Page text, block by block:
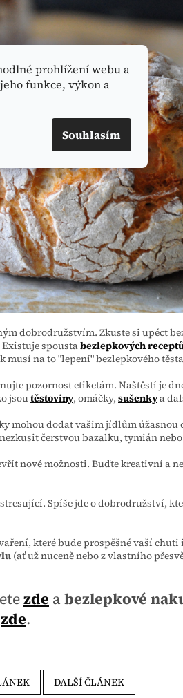
prohlížení webu a
funkce, výkon a
Souhlasím
dobrodružstvím. Zkuste si upéct
spoustabezlepkových
musí na to "lepení" bezlepkového
pozornost etiketám. Naštěstí je
jsoutěstoviny, omáčky, sušenkya
mohou dodat vašim jídlům úžasnou
čerstvou bazalku, tymián
nové možnosti. Buďte kreativní a
Spíše jde o dobrodružství,
které bude prospěšné vaší
(ať už nuceně nebo z vlastního
zde abezlepkové
zde.
DALŠÍ ČLÁNEK